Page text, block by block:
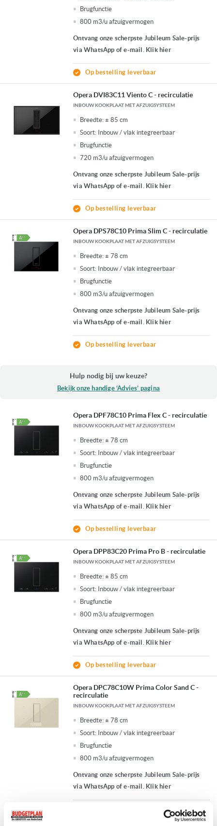
Brugfunctie
800 m3/u afzuigvermogen
Ontvang onze scherpste Jubileum Sale-prijs
via WhatsApp of e-mail. Klik hier
Op bestelling leverbaar
Opera DVI83C11 Viento C - recirculatie
INBOUW KOOKPLAAT MET AFZUIGSYSTEEM
Breedte: ± 85 cm
Soort: Inbouw / vlak integreerbaar
Brugfunctie
720 m3/u afzuigvermogen
Ontvang onze scherpste Jubileum Sale-prijs
via WhatsApp of e-mail. Klik hier
Op bestelling leverbaar
Opera DPS78C10 Prima Slim C - recirculatie
INBOUW KOOKPLAAT MET AFZUIGSYSTEEM
Breedte: ± 78 cm
Soort: Inbouw / vlak integreerbaar
Brugfunctie
800 m3/u afzuigvermogen
Ontvang onze scherpste Jubileum Sale-prijs
via WhatsApp of e-mail. Klik hier
Op bestelling leverbaar
Hulp nodig bij uw keuze?
Bekijk onze handige ‘Advies’ pagina
Opera DPF78C10 Prima Flex C - recirculatie
INBOUW KOOKPLAAT MET AFZUIGSYSTEEM
Breedte: ± 78 cm
Soort: Inbouw / vlak integreerbaar
Brugfunctie
800 m3/u afzuigvermogen
Ontvang onze scherpste Jubileum Sale-prijs
via WhatsApp of e-mail. Klik hier
Op bestelling leverbaar
Opera DPP83C20 Prima Pro B - recirculatie
INBOUW KOOKPLAAT MET AFZUIGSYSTEEM
Breedte: ± 85 cm
Soort: Inbouw / vlak integreerbaar
Brugfunctie
800 m3/u afzuigvermogen
Ontvang onze scherpste Jubileum Sale-prijs
via WhatsApp of e-mail. Klik hier
Op bestelling leverbaar
Opera DPC78C10W Prima Color Sand C -
recirculatie
INBOUW KOOKPLAAT MET AFZUIGSYSTEEM
Breedte: ± 78 cm
Soort: Inbouw / vlak integreerbaar
Brugfunctie
800 m3/u afzuigvermogen
Ontvang onze scherpste Jubileum Sale-prijs
via WhatsApp of e-mail. Klik hier